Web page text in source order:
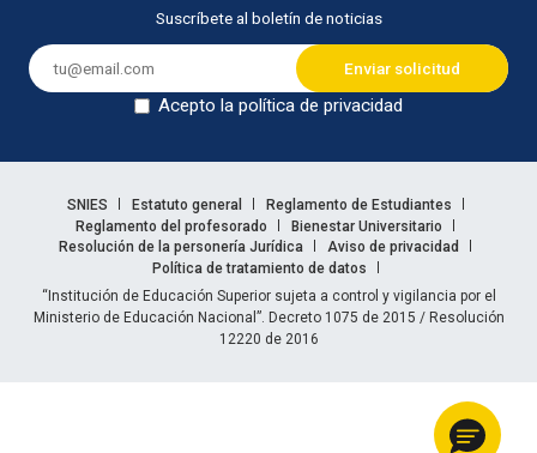
Suscríbete al boletín de noticias
Acepto la política de privacidad
Enlaces legales
SNIES Estatuto general
Reglamento de Estudiantes
Reglamento del profesorado
Bienestar Universitario
Resolución de la personería Jurídica
Aviso de privacidad
Política de tratamiento de datos
Información legal
“Institución de Educación Superior sujeta a control y vigilancia por el
Ministerio de Educación Nacional”. Decreto 1075 de 2015 / Resolución
12220 de 2016